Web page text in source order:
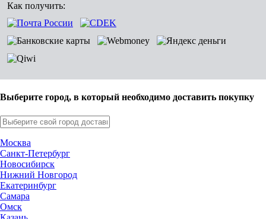
Как получить:
Выберите город, в который необходимо доставить покупку
Москва
Санкт-Петербург
Новосибирск
Нижний Новгород
Екатеринбург
Самара
Омск
Казань